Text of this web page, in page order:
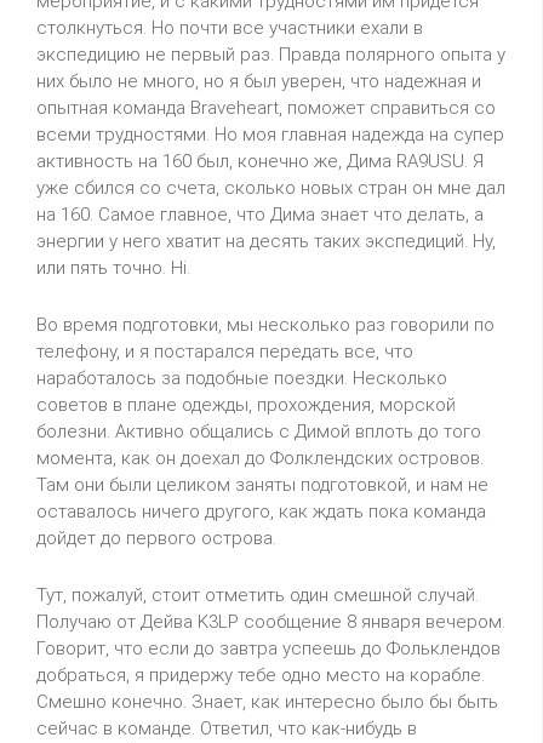
столкнуться. Но почти все участники ехали в
экспедицию не первый раз. Правда полярного опыта у
них было не много, но я был уверен, что надежная и
опытная команда Braveheart, поможет справиться со
всеми трудностями. Но моя главная надежда на супер
активность на 160 был, конечно же, Дима RA9USU. Я
уже сбился со счета, сколько новых стран он мне дал
на 160. Самое главное, что Дима знает что делать, а
энергии у него хватит на десять таких экспедиций. Ну,
или пять точно. Hi.
Во время подготовки, мы несколько раз говорили по
телефону, и я постарался передать все, что
наработалось за подобные поездки. Несколько
советов в плане одежды, прохождения, морской
болезни. Активно общались с Димой вплоть до того
момента, как он доехал до Фолклендских островов.
Там они были целиком заняты подготовкой, и нам не
оставалось ничего другого, как ждать пока команда
дойдет до первого острова.
Тут, пожалуй, стоит отметить один смешной случай.
Получаю от Дейва K3LP сообщение 8 января вечером.
Говорит, что если до завтра успеешь до Фольклендов
добраться, я придержу тебе одно место на корабле.
Смешно конечно. Знает, как интересно было бы быть
сейчас в команде. Ответил, что как-нибудь в